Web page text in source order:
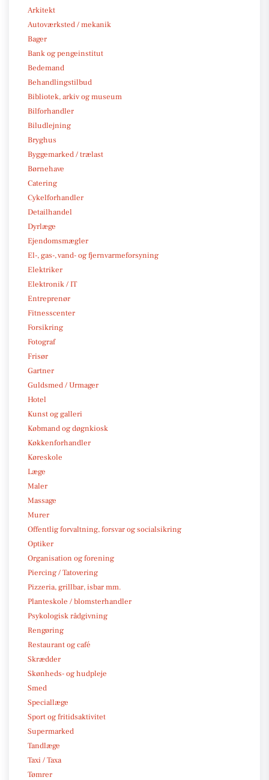
Arkitekt
Autoværksted / mekanik
Bager
Bank og pengeinstitut
Bedemand
Behandlingstilbud
Bibliotek, arkiv og museum
Bilforhandler
Biludlejning
Bryghus
Byggemarked / trælast
Børnehave
Catering
Cykelforhandler
Detailhandel
Dyrlæge
Ejendomsmægler
El-, gas-, vand- og fjernvarmeforsyning
Elektriker
Elektronik / IT
Entreprenør
Fitnesscenter
Forsikring
Fotograf
Frisør
Gartner
Guldsmed / Urmager
Hotel
Kunst og galleri
Købmand og døgnkiosk
Køkkenforhandler
Køreskole
Læge
Maler
Massage
Murer
Offentlig forvaltning, forsvar og socialsikring
Optiker
Organisation og forening
Piercing / Tatovering
Pizzeria, grillbar, isbar mm.
Planteskole / blomsterhandler
Psykologisk rådgivning
Rengøring
Restaurant og café
Skrædder
Skønheds- og hudpleje
Smed
Speciallæge
Sport og fritidsaktivitet
Supermarked
Tandlæge
Taxi / Taxa
Tømrer